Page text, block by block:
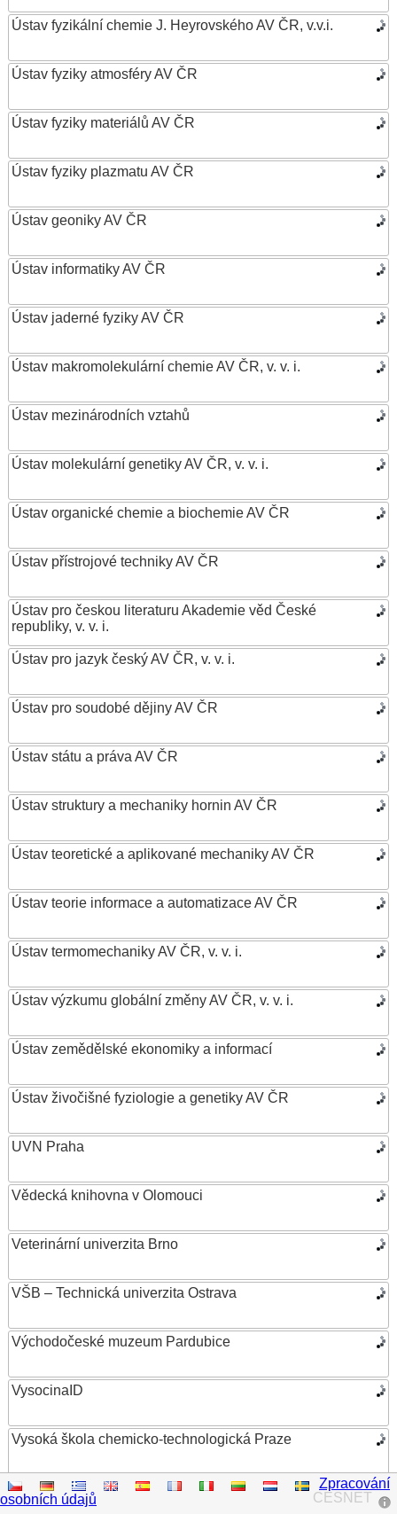
Ústav fyzikální chemie J. Heyrovského AV ČR, v.v.i.
Ústav fyziky atmosféry AV ČR
Ústav fyziky materiálů AV ČR
Ústav fyziky plazmatu AV ČR
Ústav geoniky AV ČR
Ústav informatiky AV ČR
Ústav jaderné fyziky AV ČR
Ústav makromolekulární chemie AV ČR, v. v. i.
Ústav mezinárodních vztahů
Ústav molekulární genetiky AV ČR, v. v. i.
Ústav organické chemie a biochemie AV ČR
Ústav přístrojové techniky AV ČR
Ústav pro českou literaturu Akademie věd České
republiky, v. v. i.
Ústav pro jazyk český AV ČR, v. v. i.
Ústav pro soudobé dějiny AV ČR
Ústav státu a práva AV ČR
Ústav struktury a mechaniky hornin AV ČR
Ústav teoretické a aplikované mechaniky AV ČR
Ústav teorie informace a automatizace AV ČR
Ústav termomechaniky AV ČR, v. v. i.
Ústav výzkumu globální změny AV ČR, v. v. i.
Ústav zemědělské ekonomiky a informací
Ústav živočišné fyziologie a genetiky AV ČR
UVN Praha
Vědecká knihovna v Olomouci
Veterinární univerzita Brno
VŠB – Technická univerzita Ostrava
Východočeské muzeum Pardubice
VysocinaID
Vysoká škola chemicko-technologická Praze
Vysoká škola ekonomická v Praze
CESNET
Zpracování
osobních údajů